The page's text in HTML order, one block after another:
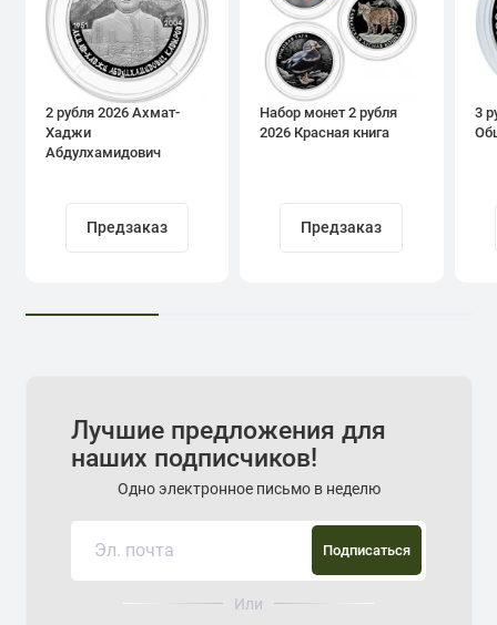
2 рубля 2026 Ахмат-
Хаджи
Абдулхамидович
Предзаказ
Набор монет 2 рубля
2026 Красная книга
Предзаказ
3
Лучшие предложения для
наших подписчиков!
Одно электронное письмо в неделю
Подписаться
Или